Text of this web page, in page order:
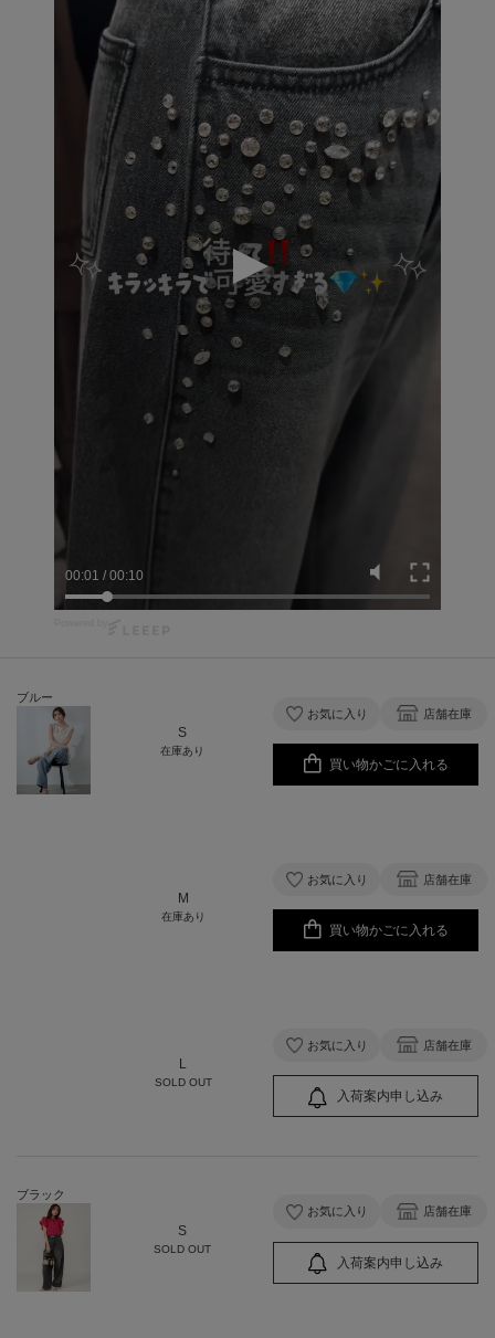
00:01 / 00:10
ブルー
S
在庫あり
お気に入り 店舗在庫
買い物かごに入れる
M
在庫あり
お気に入り 店舗在庫
買い物かごに入れる
L
SOLD OUT
お気に入り 店舗在庫
入荷案内申し込み
ブラック
S
SOLD OUT
お気に入り 店舗在庫
入荷案内申し込み